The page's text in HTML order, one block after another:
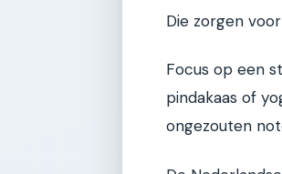
Die zorgen
Focus op een
pindakaas of
ongezouten